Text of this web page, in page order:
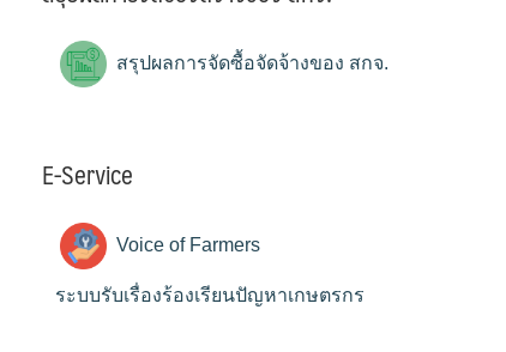
สรุปผลการจัดซื้อจัดจ้างของ สกจ.
E-Service
Voice of Farmers
ระบบรับเรื่องร้องเรียนปัญหาเกษตรกร